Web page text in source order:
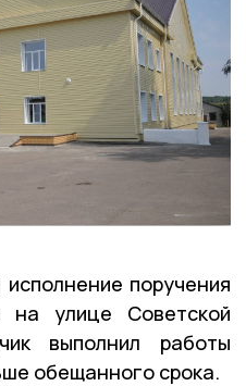
поручения
на улице Советской
выполнил работы
обещанного срока.